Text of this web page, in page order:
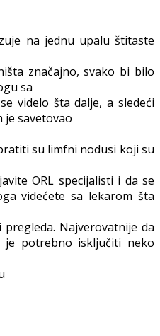
na jednu upalu štitaste
značajno, svako bi bilo
sa
videlo šta dalje, a sledeći
je savetovao
su limfni nodusi koji su
ORL specijalisti i da se
videćete sa lekarom šta
Najverovatnije da
potrebno isključiti neko